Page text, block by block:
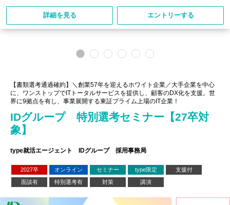
詳細を見る エントリーする
【書類選考通過確約】＼創業57年を迎えるホワイト企業／大手企業を中心
に、ワンストップでITトータルサービスを提供し、顧客のDX化を支援。世
界に9拠点を有し、事業展開する東証プライム上場のIT企業！
IDグループ 特別選考セミナー【27卒対
象】
type就活エージェント IDグループ 採用事務局
2027卒 オンライン セミナー type限定
支援付
面談有
特別選考有 対策 講演